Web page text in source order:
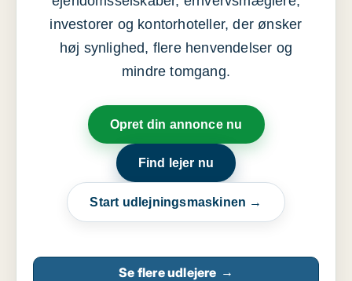
investorer og kontorhoteller, der ønsker
høj synlighed, flere henvendelser og
mindre tomgang.
Opret din annonce nu
Find lejer nu
Start udlejningsmaskinen →
Se flere udlejere →